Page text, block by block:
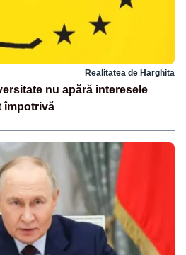
Realitatea de Harghita
nu apără interesele
împotrivă